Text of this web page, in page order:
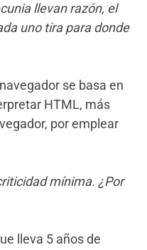
llevan razón, el
uno tira para donde
se basa en
HTML, más
por emplear
mínima. ¿Por
lleva 5 años de